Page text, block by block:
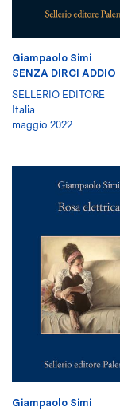
Giampaolo Simi
SENZA DIRCI ADDIO
SELLERIO EDITORE
Italia
maggio 2022
Giampaolo Simi